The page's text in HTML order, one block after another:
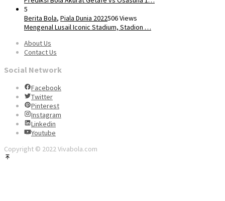
5
Berita Bola, Piala Dunia 2022506 Views
Mengenal Lusail Iconic Stadium, Stadion …
About Us
Contact Us
Social Network
Facebook
Twitter
Pinterest
Instagram
Linkedin
Youtube
Copyright © 2022 Vivabola.com